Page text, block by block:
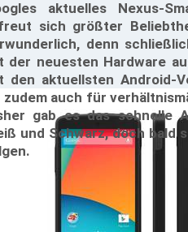
aktuelles Nexus-
sich größter
denn
der neuesten Hardware
den aktuellsten Android-
auch für
gab es das schnelle
und Schwarz, doch bald